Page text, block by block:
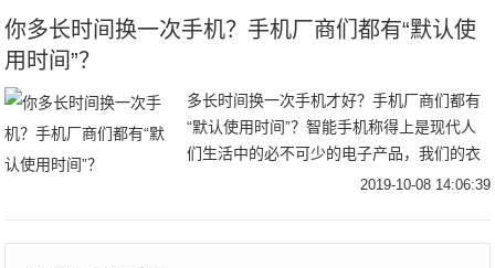
你多长时间换一次手机？手机厂商们都有“默认使
用时间”？
多长时间换一次手机才好？手机厂商们都有
“默认使用时间”？智能手机称得上是现代人
们生活中的必不可少的电子产品，我们的衣
食住行已经在一定程度上相当依赖手机了，
2019-10-08 14:06:39